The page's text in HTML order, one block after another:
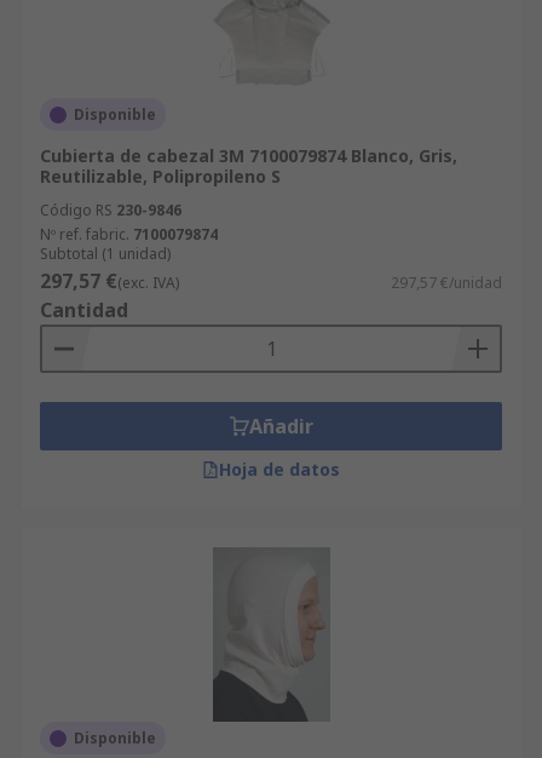
Disponible
Cubierta de cabezal 3M 7100079874 Blanco, Gris,
Reutilizable, Polipropileno S
Código RS 230-9846
Nº ref. fabric. 7100079874
Subtotal (1 unidad)
297,57 €(exc. IVA) 297,57 €/unidad
Cantidad
Añadir
Hoja de datos
Disponible